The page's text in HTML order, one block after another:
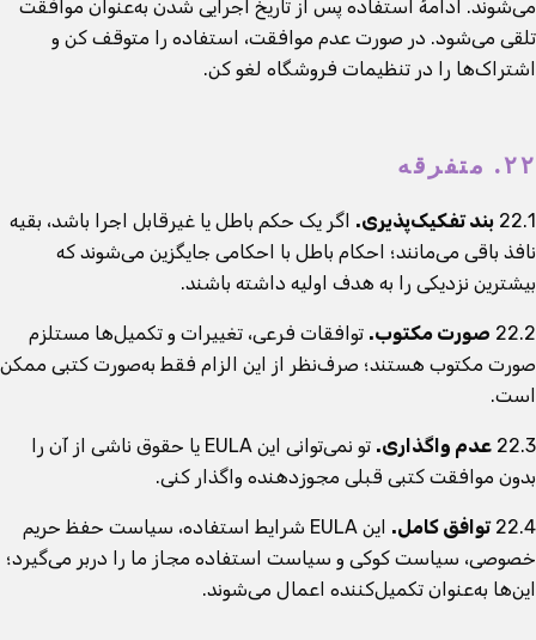
می‌شوند. ادامهٔ استفاده پس از تاریخ اجرایی شدن به‌عنوان موافقت
تلقی می‌شود. در صورت عدم موافقت، استفاده را متوقف کن و
اشتراک‌ها را در تنظیمات فروشگاه لغو کن.
۲۲. متفرقه
22.1 بند تفکیک‌پذیری. اگر یک حکم باطل یا غیرقابل اجرا باشد، بقیه
نافذ باقی می‌مانند؛ احکام باطل با احکامی جایگزین می‌شوند که
بیشترین نزدیکی را به هدف اولیه داشته باشند.
22.2 صورت مکتوب. توافقات فرعی، تغییرات و تکمیل‌ها مستلزم
صورت مکتوب هستند؛ صرف‌نظر از این الزام فقط به‌صورت کتبی ممکن
است.
22.3 عدم واگذاری.
تو نمی‌توانی این EULA یا حقوق ناشی از آن را
بدون موافقت کتبی قبلی مجوزدهنده واگذار کنی.
22.4 توافق کامل.
این EULA شرایط استفاده، سیاست حفظ حریم
خصوصی، سیاست کوکی و سیاست استفاده مجاز ما را دربر می‌گیرد؛
این‌ها به‌عنوان تکمیل‌کننده اعمال می‌شوند.